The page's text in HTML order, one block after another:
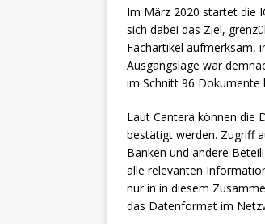
Im März 2020 startet die
sich dabei das Ziel,
Fachartikel aufmerksam,
Ausgangslage war
im Schnitt 96 Dokumente
Laut Cantera können die
bestätigt werden. Zugriff
Banken und andere
alle relevanten
nur in in diesem
das Datenformat im